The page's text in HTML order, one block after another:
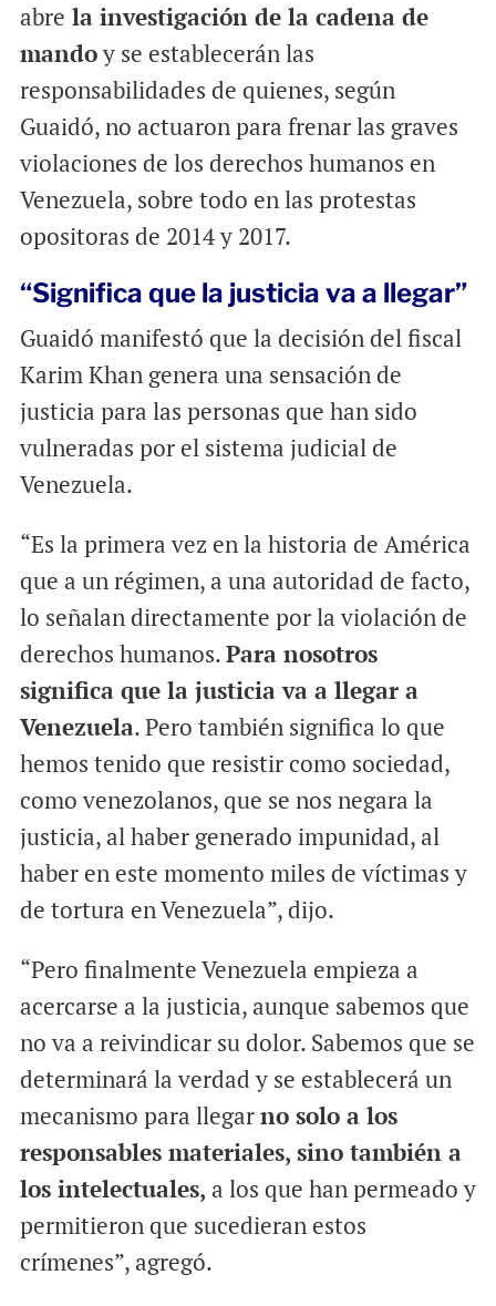
abre la investigación de la cadena de
mandoy se establecerán las
responsabilidades de quienes, según
Guaidó, no actuaron para frenar las graves
violaciones de los derechos humanos en
Venezuela, sobre todo en las protestas
opositoras de 2014 y 2017.
“Significa que la justicia va a llegar”
Guaidó manifestó que la decisión del fiscal
Karim Khan genera una sensación de
justicia para las personas que han sido
vulneradas por el sistema judicial de
Venezuela.
“Es la primera vez en la historia de América
que a un régimen, a una autoridad de facto,
lo señalan directamente por la violación de
derechos humanos.Para nosotros
significa que la justicia va a llegar a
Venezuela. Pero también significa lo que
hemos tenido que resistir como sociedad,
como venezolanos, que se nos negara la
justicia, al haber generado impunidad, al
haber en este momento miles de víctimas y
de tortura en Venezuela”, dijo.
“Pero finalmente Venezuela empieza a
acercarse a la justicia, aunque sabemos que
no va a reivindicar su dolor. Sabemos que se
determinará la verdad y se establecerá un
mecanismo para llegarno solo a los
responsables materiales, sino también a
los intelectuales, a los que han permeado y
permitieron que sucedieran estos
crímenes”, agregó.